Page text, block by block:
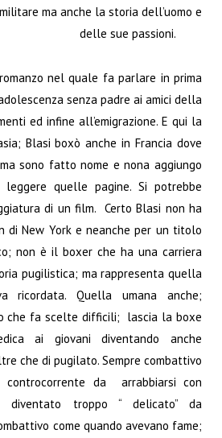
ma anche la storia dell’uomo e
delle sue passioni.
nel quale fa parlare in prima
senza padre ai amici della
ed infine all’emigrazione. E qui la
Blasi boxò anche in Francia dove
sono fatto nome e nona aggiungo
quelle pagine. Si potrebbe
di un film. Certo Blasi non ha
di New York e neanche per un titolo
non è il boxer che ha una carriera
pugilistica; ma rappresenta quella
ricordata. Quella umana anche;
che fa scelte difficili; lascia la boxe
ai giovani diventando anche
che di pugilato. Sempre combattivo
da arrabbiarsi con
diventato troppo “ delicato” da
come quando avevano fame;